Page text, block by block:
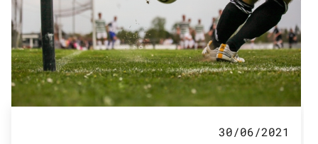
30/06/2021